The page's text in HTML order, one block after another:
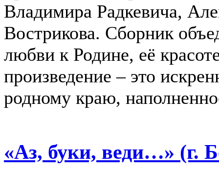
Владимира Радкевича,
Вострикова. Сборник
любви к Родине, её
произведение – это
родному краю,
«Аз, буки, веди…» (г.